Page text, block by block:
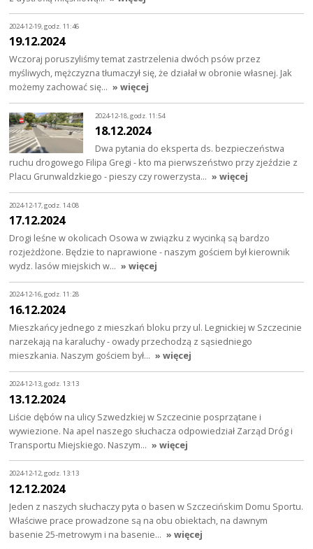
2024-12-19, godz. 11:46
19.12.2024
Wczoraj poruszyliśmy temat zastrzelenia dwóch psów przez
myśliwych, mężczyzna tłumaczył się, że działał w obronie własnej. Jak
możemy zachować się… » więcej
2024-12-18, godz. 11:54
18.12.2024
Dwa pytania do eksperta ds. bezpieczeństwa
ruchu drogowego Filipa Gregi - kto ma pierwszeństwo przy zjeździe z
Placu Grunwaldzkiego - pieszy czy rowerzysta… » więcej
2024-12-17, godz. 14:08
17.12.2024
Drogi leśne w okolicach Osowa w związku z wycinką są bardzo
rozjeżdżone. Będzie to naprawione - naszym gościem był kierownik
wydz. lasów miejskich w… » więcej
2024-12-16, godz. 11:28
16.12.2024
Mieszkańcy jednego z mieszkań bloku przy ul. Legnickiej w Szczecinie
narzekają na karaluchy - owady przechodzą z sąsiedniego
mieszkania. Naszym gościem był… » więcej
2024-12-13, godz. 13:13
13.12.2024
Liście dębów na ulicy Szwedzkiej w Szczecinie posprzątane i
wywiezione. Na apel naszego słuchacza odpowiedział Zarząd Dróg i
Transportu Miejskiego. Naszym… » więcej
2024-12-12, godz. 13:13
12.12.2024
Jeden z naszych słuchaczy pyta o basen w Szczecińskim Domu Sportu.
Właściwe prace prowadzone są na obu obiektach, na dawnym
basenie 25-metrowym i na basenie… » więcej